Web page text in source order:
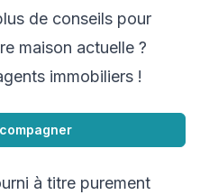
de conseils pour
maison actuelle ?
immobiliers !
à titre purement